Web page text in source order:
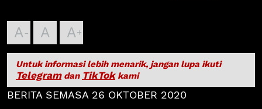
A A A
Untuk informasi lebih menarik, jangan lupa ikuti
Telegramdan TikTokkami
BERITA SEMASA 26 OKTOBER 2020